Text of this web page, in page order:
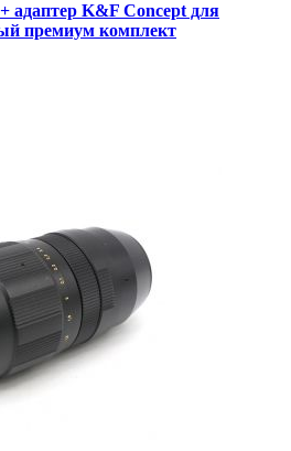
адаптер K&F Concept для
премиум комплект